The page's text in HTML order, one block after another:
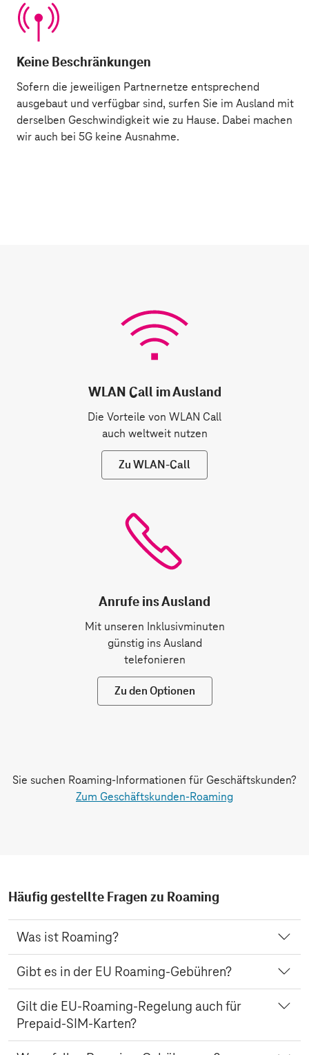
Keine Beschränkungen
Sofern die jeweiligen Partnernetze entsprechend
ausgebaut und verfügbar sind, surfen Sie im Ausland mit
derselben Geschwindigkeit wie zu Hause. Dabei machen
wir auch bei 5G keine Ausnahme.
WLAN Call im Ausland
Die Vorteile von WLAN Call
auch weltweit nutzen
Zu WLAN-Call
Anrufe ins Ausland
Mit unseren Inklusivminuten
günstig ins Ausland
telefonieren
Zu den Optionen
Sie suchen Roaming-Informationen für Geschäftskunden?
Zum Geschäftskunden-Roaming
Häufig gestellte Fragen zu Roaming
Was ist Roaming?
Wenn Sie im Ausland unterwegs sind und mobil mit
Ihrem Smartphone surfen oder telefonieren,
empfangen Sie nicht Ihr heimisches Mobilfunknetz,
sondern werden automatisch in ein ausländisches
Partner-Netzwerk eingewählt. Sie nutzen also Roaming
Gibt es in der EU Roaming-Gebühren?
Nein, denn die Roaming-Gebühren wurden für
vorübergehende Aufenthalte in den Mitgliedsstaaten
der Europäischen Union sowie Norwegen, Island und
Gilt die EU-Roaming-Regelung auch für
Prepaid-SIM-Karten?